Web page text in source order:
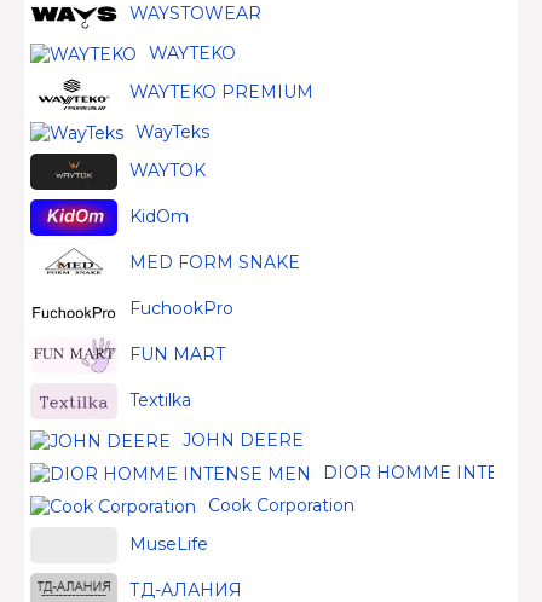
WAYSTOWEAR
WAYTEKO
WAYTEKO PREMIUM
WayTeks
WAYTOK
KidOm
MED FORM SNAKE
FuchookPro
FUN MART
Textilka
JOHN DEERE
DIOR HOMME INTENSE
Cook Corporation
MuseLife
ТД-АЛАНИЯ